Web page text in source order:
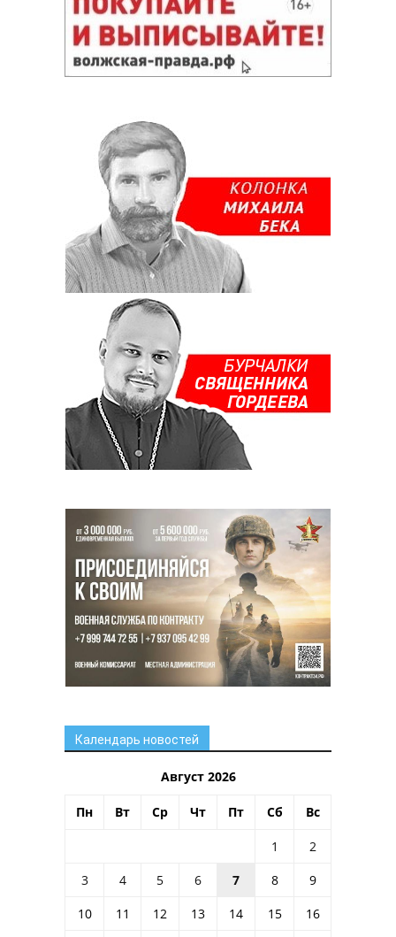
Календарь новостей
Август 2026
Пн Вт Ср Чт Пт Сб Вс
1
2
3
4 5 6 7 8
9
10
11 12 13 14 15
16